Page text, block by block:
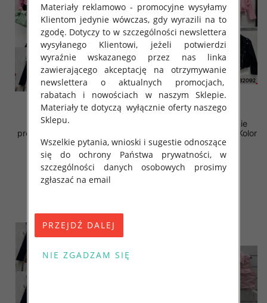
Kurtki damskie (Włoskie
produkt) Roz S-XL, Mix Kolor
Paczka 5 szt
65.00 zł
szczegóły
Kurtki damskie (Włoskie
produkt) Roz S-XL, Mix Kolor
Paczka 5 szt
64.00 zł
Materiały reklamowo - promocyjne wysyłamy
Klientom jedynie wówczas, gdy wyrazili na to
zgodę. Dotyczy to w szczególności newslettera
wysyłanego Klientowi, jeżeli potwierdzi
wyraźnie wskazanego przez nas linka
zawierającego akceptację na otrzymywanie
newslettera o aktualnych promocjach,
rabatach i nowościach w naszym Sklepie.
Materiały te dotyczą wyłącznie oferty naszego
Sklepu.
Wszelkie pytania, wnioski i sugestie odnoszące
się do ochrony Państwa prywatności, w
szczególności danych osobowych prosimy
zgłaszać na email